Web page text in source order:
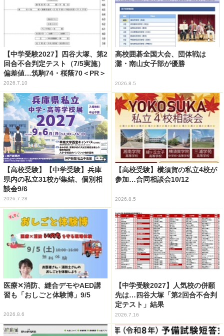
【中学受験2027】四谷大塚、第2
回合不合判定テスト（7/5実施）
偏差値…筑駒74・桜蔭70＜PR＞
2026.7.10
高校囲碁全国大会、団体戦は
灘・南山女子部が優勝
2026.8.5
【高校受験】【中学受験】兵庫
県内の私立31校が集結、個別相
談会9/6
2026.7.28
【高校受験】横須賀の私立4校が
参加…合同相談会10/12
2026.8.5
医療✕消防、縫合デモやAED講
習も「おしごと体験博」9/5
2026.8.6
【中学受験2027】人気校の併願
先は…四谷大塚「第2回合不合判
定テスト」結果
2026.7.16